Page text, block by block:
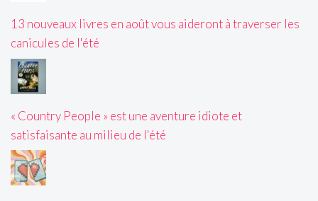
13 nouveaux livres en août vous aideront à traverser les
canicules de l'été
« Country People » est une aventure idiote et
satisfaisante au milieu de l'été